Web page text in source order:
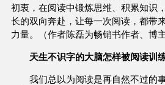
初衷，在阅读中锻炼思维、积累知识
长的双向奔赴，让每一次阅读，都带
力量。（作者陈磊为畅销书作者、博主
天生不识字的大脑怎样被阅读训
我们总以为阅读是再自然不过的